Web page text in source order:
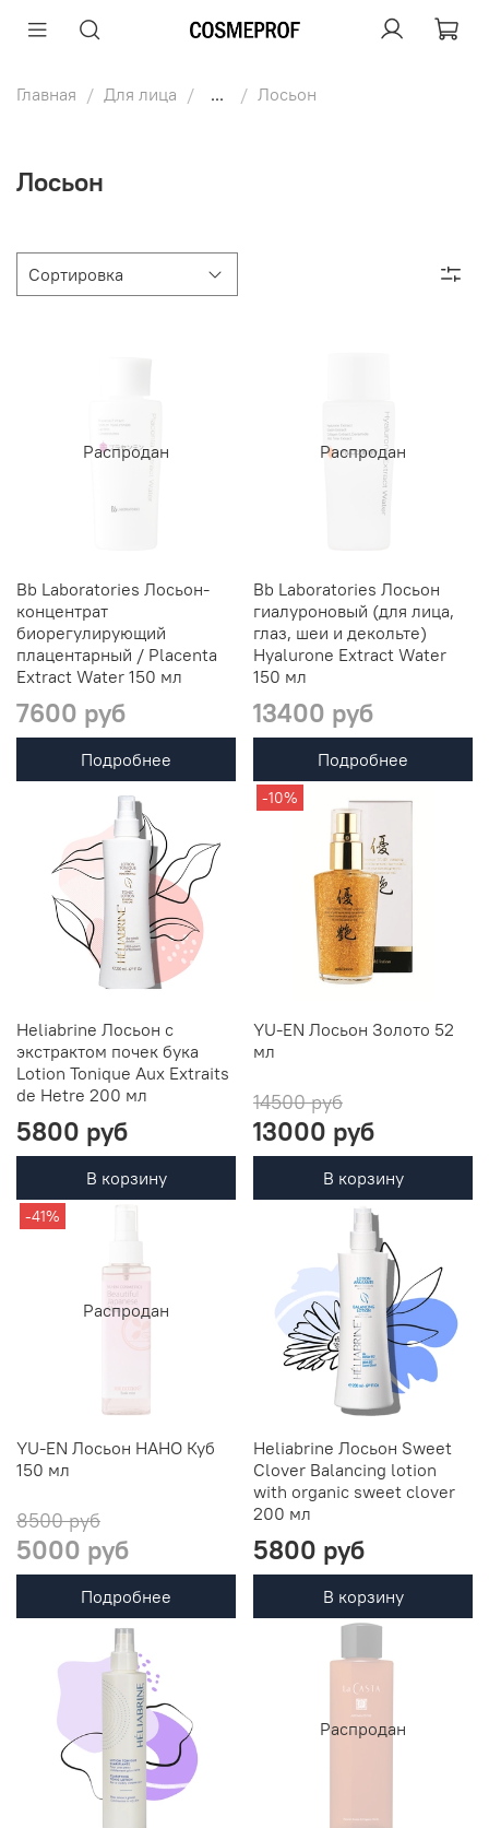
Главная Для лица ... Лосьон
Лосьон
Распродан
Bb Laboratories Лосьон-
концентрат
биорегулирующий
плацентарный / Plаcenta
Extract Water 150 мл
7600 руб
Подробнее
Распродан
Bb Laboratories Лосьон
гиалуроновый (для лица,
глаз, шеи и декольте)
Hyalurone Extract Water
150 мл
13400 руб
Подробнее
Heliabrine Лосьон с
экстрактом почек бука
Lotion Tonique Aux Extraits
de Hetre 200 мл
5800 руб
В корзину
-10%
YU-EN Лосьон Золото 52
мл
14500 руб
13000 руб
В корзину
Распродан
-41%
YU-EN Лосьон НАНО Куб
150 мл
8500 руб
5000 руб
Подробнее
Heliabrine Лосьон Sweet
Clover Balancing lotion
with organic sweet clover
200 мл
5800 руб
В корзину
Распродан